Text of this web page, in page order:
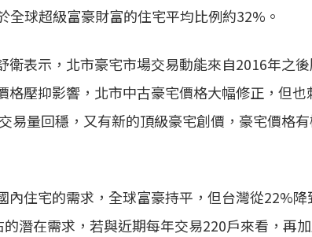
全球超級富豪財富的住宅平均比例約32%。
衛表示，北市豪宅市場交易動能來自2016年之
格壓抑影響，北市中古豪宅價格大幅修正，但
易量回穩，又有新的頂級豪宅創價，豪宅價格
內住宅的需求，全球富豪持平，但台灣從22%降
潛在需求，若與近期每年交易220戶來看，再